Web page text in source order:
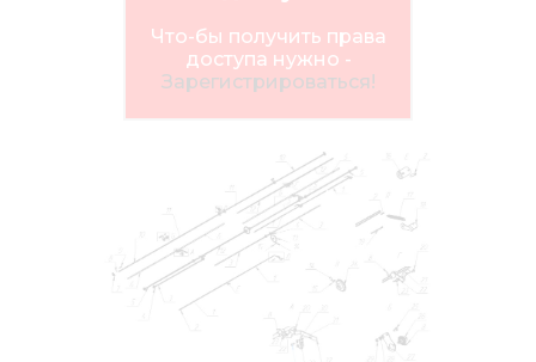
Что-бы получить права
доступа нужно -
Зарегистрироваться!